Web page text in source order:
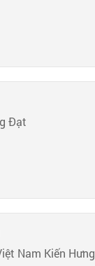
Đạt
Nam Kiến Hưng